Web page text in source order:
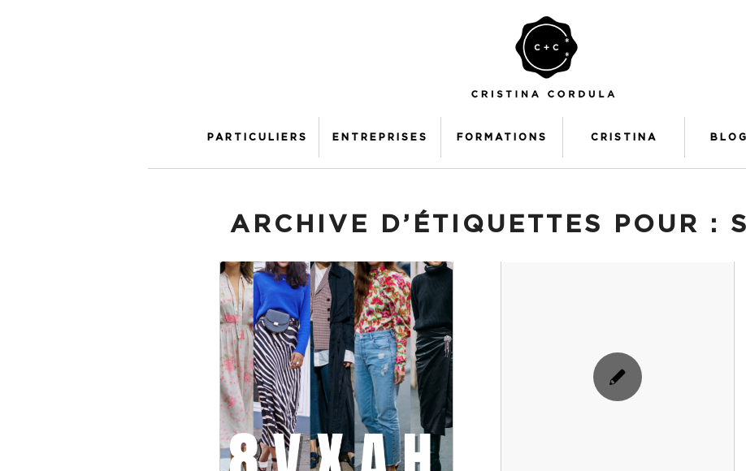
PARTICULIERS ENTREPRISES FORMATIONS CRISTINA BLOG
ARCHIVE D’ÉTIQUETTES POUR :